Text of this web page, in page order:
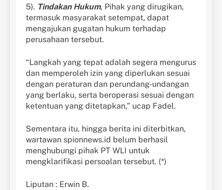
5). Tindakan Hukum, Pihak yang dirugikan,
termasuk masyarakat setempat, dapat
mengajukan gugatan hukum terhadap
perusahaan tersebut.
“Langkah yang tepat adalah segera mengurus
dan memperoleh izin yang diperlukan sesuai
dengan peraturan dan perundang-undangan
yang berlaku, serta beroperasi sesuai dengan
ketentuan yang ditetapkan,” ucap Fadel.
Sementara itu, hingga berita ini diterbitkan,
wartawan spionnews.id belum berhasil
menghubungi pihak PT WLI untuk
mengklarifikasi persoalan tersebut. (*)
Liputan : Erwin B.